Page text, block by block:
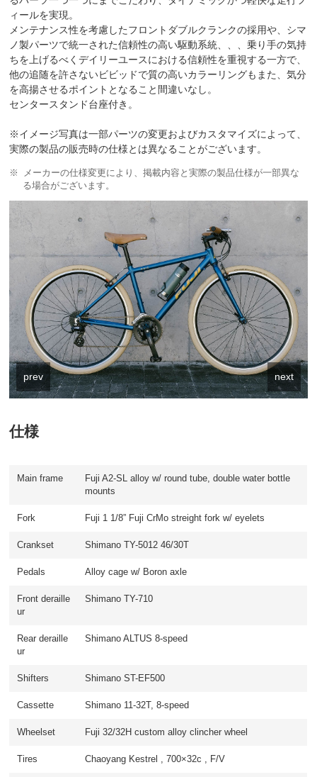
ィールを実現。
メンテナンス性を考慮したフロントダブルクランクの採用や、シマ
ノ製パーツで統一された信頼性の高い駆動系統、、、乗り手の気持
ちを上げるべくデイリーユースにおける信頼性を重視する一方で、
他の追随を許さないビビッドで質の高いカラーリングもまた、気分
を高揚させるポイントとなること間違いなし。
センタースタンド台座付き。
※イメージ写真は一部パーツの変更およびカスタマイズによって、
実際の製品の販売時の仕様とは異なることがございます。
メーカーの仕様変更により、掲載内容と実際の製品仕様が一部異な
る場合がございます。
prev next
仕様
Main frame
Fuji A2-SL alloy w/ round tube, double water bottle
mounts
Fork Fuji 1 1/8” Fuji CrMo streight fork w/ eyelets
Crankset Shimano TY-5012 46/30T
Pedals Alloy cage w/ Boron axle
Front deraille
ur
Shimano TY-710
Rear deraille
ur
Shimano ALTUS 8-speed
Shifters Shimano ST-EF500
Cassette Shimano 11-32T, 8-speed
Wheelset Fuji 32/32H custom alloy clincher wheel
Tires Chaoyang Kestrel , 700×32c , F/V